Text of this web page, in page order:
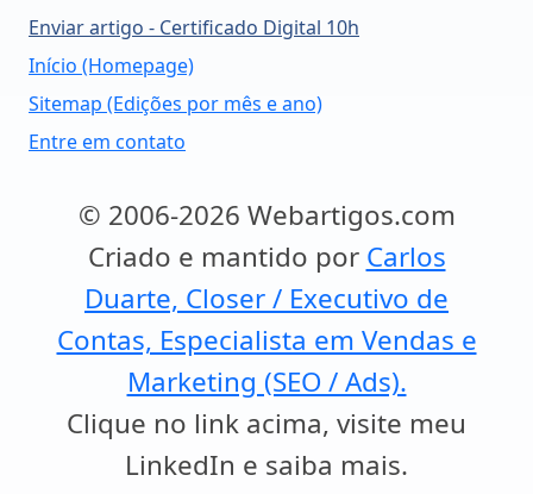
Enviar artigo - Certificado Digital 10h
Início (Homepage)
Sitemap (Edições por mês e ano)
Entre em contato
© 2006-2026 Webartigos.com
Criado e mantido por Carlos
Duarte, Closer / Executivo de
Contas, Especialista em Vendas e
Marketing (SEO / Ads).
Clique no link acima, visite meu
LinkedIn e saiba mais.